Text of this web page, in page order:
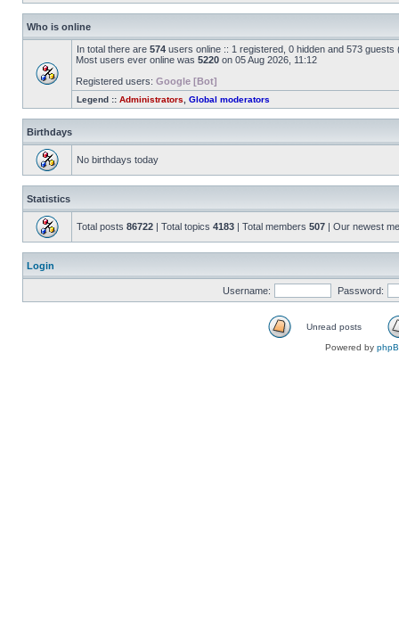
Who is online
In total there are 574 users online :: 1 registered, 0 hidden and 573
Most users ever online was 5220 on 05 Aug 2026, 11:12
Registered users: Google [Bot]
Legend :: Administrators Global moderators
Birthdays
No birthdays today
Statistics
Total posts 86722 | Total topics 4183 | Total members 507 | Our newest
Login
Username: Password:
Unread posts
Powered by